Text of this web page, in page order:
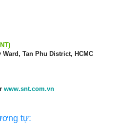
Tan Phu District, HCMC
www.snt.com.vn
tự: